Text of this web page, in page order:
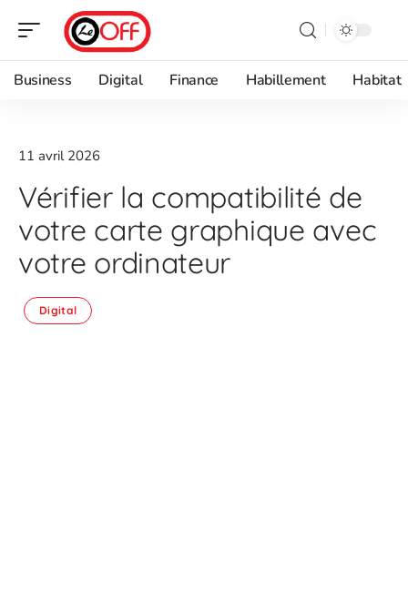
Business Digital Finance Habillement Habitat
11 avril 2026
Vérifier la compatibilité de
votre carte graphique avec
votre ordinateur
Digital